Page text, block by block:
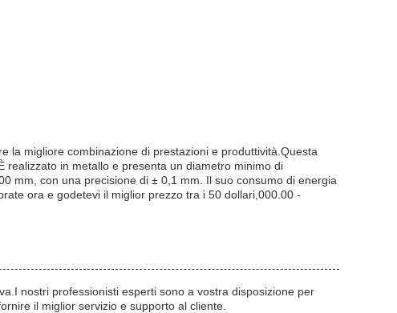
la migliore combinazione di prestazioni e produttività.Questa
realizzato in metallo e presenta un diametro minimo di
mm, con una precisione di ± 0,1 mm. Il suo consumo di energia
ora e godetevi il miglior prezzo tra i 50 dollari,000.00 -
nostri professionisti esperti sono a vostra disposizione per
il miglior servizio e supporto al cliente.